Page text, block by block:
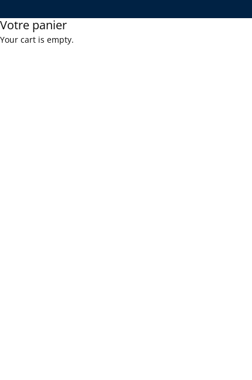
Votre panier
Your cart is empty.